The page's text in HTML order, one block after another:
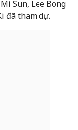
Sun, Lee Bong
đã tham dự.